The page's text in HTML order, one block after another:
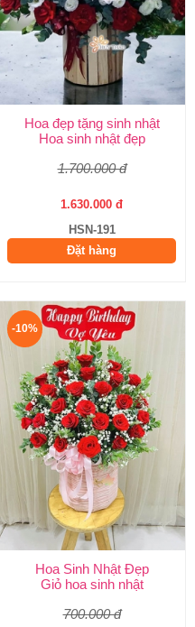
Hoa đẹp tặng sinh nhật
Hoa sinh nhật đẹp
1.700.000 đ
1.630.000 đ
HSN-191
Đặt hàng
-10%
Hoa Sinh Nhật Đẹp
Giỏ hoa sinh nhật
700.000 đ